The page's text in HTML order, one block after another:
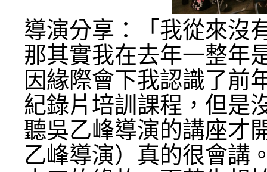
導演分享：「我從來沒
那其實我在去年一整年
因緣際會下我認識了前
紀錄片培訓課程，但是
聽吳乙峰導演的講座才
乙峰導演）真的很會講